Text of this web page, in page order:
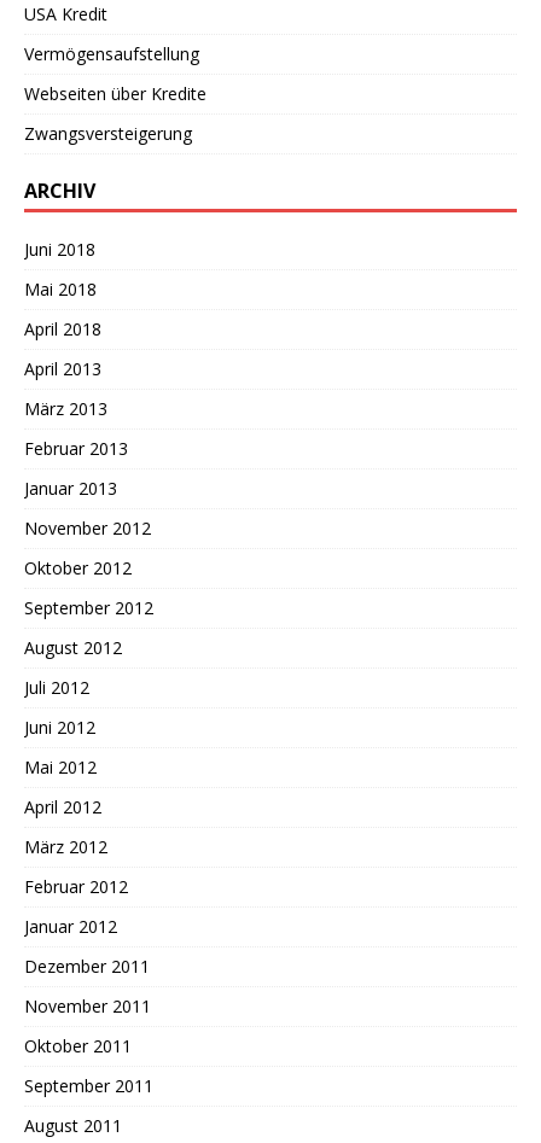
USA Kredit
Vermögensaufstellung
Webseiten über Kredite
Zwangsversteigerung
ARCHIV
Juni 2018
Mai 2018
April 2018
April 2013
März 2013
Februar 2013
Januar 2013
November 2012
Oktober 2012
September 2012
August 2012
Juli 2012
Juni 2012
Mai 2012
April 2012
März 2012
Februar 2012
Januar 2012
Dezember 2011
November 2011
Oktober 2011
September 2011
August 2011